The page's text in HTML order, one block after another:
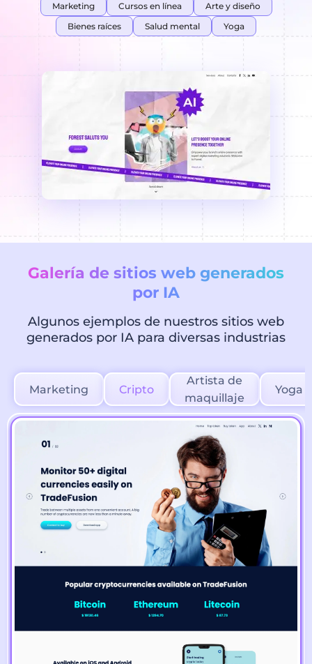
Marketing Cursos en línea
Arte y diseño
Bienes raíces
Salud mental Yoga
Galería de sitios web generados
por IA
Algunos ejemplos de nuestros sitios web
generados por IA para diversas industrias
Marketing Cripto
Artista de
maquillaje
Yoga